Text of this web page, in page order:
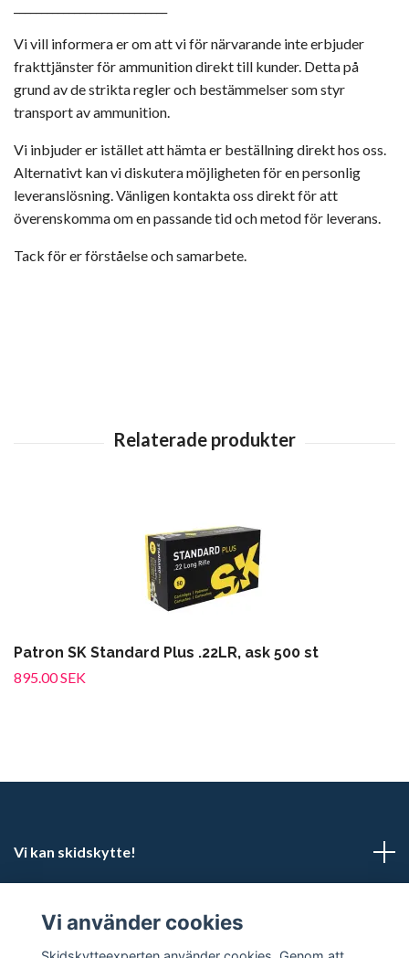
Vi vill informera er om att vi för närvarande inte erbjuder
frakttjänster för ammunition direkt till kunder. Detta på
grund av de strikta regler och bestämmelser som styr
transport av ammunition.
Vi inbjuder er istället att hämta er beställning direkt hos oss.
Alternativt kan vi diskutera möjligheten för en personlig
leveranslösning. Vänligen kontakta oss direkt för att
överenskomma om en passande tid och metod för leverans.
Tack för er förståelse och samarbete.
Patron SK Standard Plus .22LR, ask 500 st
895.00 SEK
Vi kan skidskytte!
Vi använder cookies